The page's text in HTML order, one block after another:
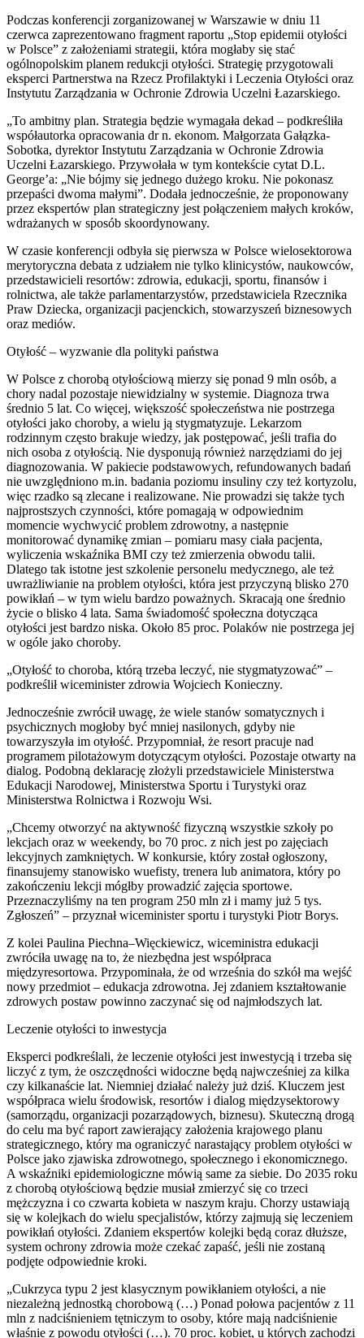
Podczas konferencji zorganizowanej w Warszawie w dniu 11
czerwca zaprezentowano fragment raportu „Stop epidemii otyłości
w Polsce” z założeniami strategii, która mogłaby się stać
ogólnopolskim planem redukcji otyłości. Strategię przygotowali
eksperci Partnerstwa na Rzecz Profilaktyki i Leczenia Otyłości oraz
Instytutu Zarządzania w Ochronie Zdrowia Uczelni Łazarskiego.
„To ambitny plan. Strategia będzie wymagała dekad – podkreśliła
współautorka opracowania dr n. ekonom. Małgorzata Gałązka-
Sobotka, dyrektor Instytutu Zarządzania w Ochronie Zdrowia
Uczelni Łazarskiego. Przywołała w tym kontekście cytat D.L.
George’a: „Nie bójmy się jednego dużego kroku. Nie pokonasz
przepaści dwoma małymi”. Dodała jednocześnie, że proponowany
przez ekspertów plan strategiczny jest połączeniem małych kroków,
wdrażanych w sposób skoordynowany.
W czasie konferencji odbyła się pierwsza w Polsce wielosektorowa
merytoryczna debata z udziałem nie tylko klinicystów, naukowców,
przedstawicieli resortów: zdrowia, edukacji, sportu, finansów i
rolnictwa, ale także parlamentarzystów, przedstawiciela Rzecznika
Praw Dziecka, organizacji pacjenckich, stowarzyszeń biznesowych
oraz mediów.
Otyłość – wyzwanie dla polityki państwa
W Polsce z chorobą otyłościową mierzy się ponad 9 mln osób, a
chory nadal pozostaje niewidzialny w systemie. Diagnoza trwa
średnio 5 lat. Co więcej, większość społeczeństwa nie postrzega
otyłości jako choroby, a wielu ją stygmatyzuje. Lekarzom
rodzinnym często brakuje wiedzy, jak postępować, jeśli trafia do
nich osoba z otyłością. Nie dysponują również narzędziami do jej
diagnozowania. W pakiecie podstawowych, refundowanych badań
nie uwzględniono m.in. badania poziomu insuliny czy też kortyzolu,
więc rzadko są zlecane i realizowane. Nie prowadzi się także tych
najprostszych czynności, które pomagają w odpowiednim
momencie wychwycić problem zdrowotny, a następnie
monitorować dynamikę zmian – pomiaru masy ciała pacjenta,
wyliczenia wskaźnika BMI czy też zmierzenia obwodu talii.
Dlatego tak istotne jest szkolenie personelu medycznego, ale też
uwrażliwianie na problem otyłości, która jest przyczyną blisko 270
powikłań – w tym wielu bardzo poważnych. Skracają one średnio
życie o blisko 4 lata. Sama świadomość społeczna dotycząca
otyłości jest bardzo niska. Około 85 proc. Polaków nie postrzega jej
w ogóle jako choroby.
„Otyłość to choroba, którą trzeba leczyć, nie stygmatyzować” –
podkreślił wiceminister zdrowia Wojciech Konieczny.
Jednocześnie zwrócił uwagę, że wiele stanów somatycznych i
psychicznych mogłoby być mniej nasilonych, gdyby nie
towarzyszyła im otyłość. Przypomniał, że resort pracuje nad
programem pilotażowym dotyczącym otyłości. Pozostaje otwarty na
dialog. Podobną deklarację złożyli przedstawiciele Ministerstwa
Edukacji Narodowej, Ministerstwa Sportu i Turystyki oraz
Ministerstwa Rolnictwa i Rozwoju Wsi.
„Chcemy otworzyć na aktywność fizyczną wszystkie szkoły po
lekcjach oraz w weekendy, bo 70 proc. z nich jest po zajęciach
lekcyjnych zamkniętych. W konkursie, który został ogłoszony,
finansujemy stanowisko wuefisty, trenera lub animatora, który po
zakończeniu lekcji mógłby prowadzić zajęcia sportowe.
Przeznaczyliśmy na ten program 250 mln zł i mamy już 5 tys.
Zgłoszeń” – przyznał wiceminister sportu i turystyki Piotr Borys.
Z kolei Paulina Piechna–Więckiewicz, wiceministra edukacji
zwróciła uwagę na to, że niezbędna jest współpraca
międzyresortowa. Przypominała, że od września do szkół ma wejść
nowy przedmiot – edukacja zdrowotna. Jej zdaniem kształtowanie
zdrowych postaw powinno zaczynać się od najmłodszych lat.
Leczenie otyłości to inwestycja
Eksperci podkreślali, że leczenie otyłości jest inwestycją i trzeba się
liczyć z tym, że oszczędności widoczne będą najwcześniej za kilka
czy kilkanaście lat. Niemniej działać należy już dziś. Kluczem jest
współpraca wielu środowisk, resortów i dialog międzysektorowy
(samorządu, organizacji pozarządowych, biznesu). Skuteczną drogą
do celu ma być raport zawierający założenia krajowego planu
strategicznego, który ma ograniczyć narastający problem otyłości w
Polsce jako zjawiska zdrowotnego, społecznego i ekonomicznego.
A wskaźniki epidemiologiczne mówią same za siebie. Do 2035 roku
z chorobą otyłościową będzie musiał zmierzyć się co trzeci
mężczyzna i co czwarta kobieta w naszym kraju. Chorzy ustawiają
się w kolejkach do wielu specjalistów, którzy zajmują się leczeniem
powikłań otyłości. Zdaniem ekspertów kolejki będą coraz dłuższe,
system ochrony zdrowia może czekać zapaść, jeśli nie zostaną
podjęte odpowiednie kroki.
„Cukrzyca typu 2 jest klasycznym powikłaniem otyłości, a nie
niezależną jednostką chorobową (…) Ponad połowa pacjentów z 11
mln z nadciśnieniem tętniczym to osoby, które mają nadciśnienie
właśnie z powodu otyłości (…). 70 proc. kobiet, u których zachodzi